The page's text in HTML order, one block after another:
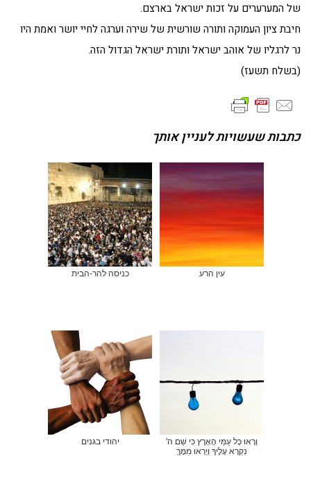
של המערערים על זכות ישראל בארצם.
חיבת ציון העמוקה ותורה שורשית של שירה וערגה לחיי יושר ואמת היו
נר לרגליו של אוהב ישראל ותורת ישראל הגדול הזה.
(בשלח תשעז)
כתבות שעשויות לעניין אותך
עין הרע כניסה להר-הבית
וְרָאוּ כָּל עַמֵּי הָאָרֶץ כִּי שֵׁם ה'
נִקְרָא עָלֶיךָ וְיָרְאוּ מִמֶּךָּ
יהודי בגנים